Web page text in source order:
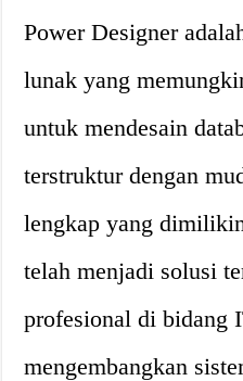
Power Designer
lunak yang
untuk mendesain
terstruktur dengan
lengkap yang
telah menjadi solusi
profesional di bidang
mengembangkan